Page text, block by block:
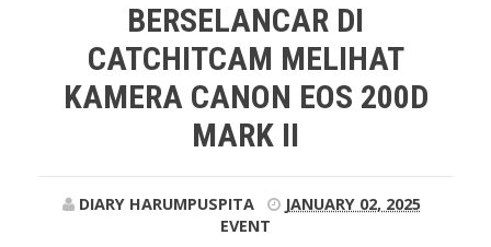
BERSELANCAR DI
CATCHITCAM MELIHAT
KAMERA CANON EOS 200D
MARK II
DIARY HARUMPUSPITA
JANUARY 02, 2025
EVENT